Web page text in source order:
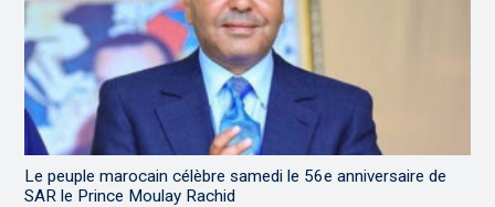
Le peuple marocain célèbre samedi le 56e anniversaire de
SAR le Prince Moulay Rachid